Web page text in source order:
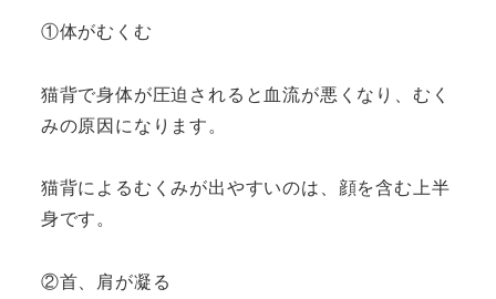
①体がむくむ
猫背で身体が圧迫されると血流が悪くなり、むく
みの原因になります。
猫背によるむくみが出やすいのは、顔を含む上半
身です。
②首、肩が凝る